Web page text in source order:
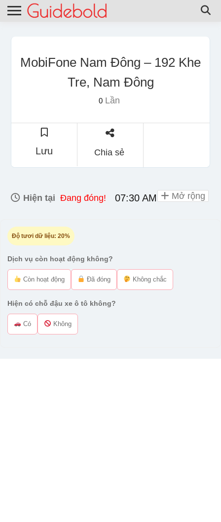
MobiFone Nam Đông – 192 Khe
Tre, Nam Đông
0Lần
Lưu Chia sẻ
Hiện tại Đang đóng! 07:30 AM - 06:00 PM
Độ tươi dữ liệu: 20%
Dịch vụ còn hoạt động không?
Còn hoạt động Đã đóng Không chắc
Hiện có chỗ đậu xe ô tô không?
Có Không
Mở rộng